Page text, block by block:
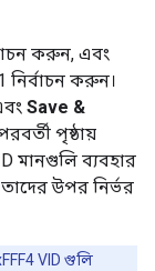
করুন, এবং
নির্বাচন করুন।
Save &
পৃষ্ঠায়
মানগুলি ব্যবহার
উপর নির্ভর
VID গুলি